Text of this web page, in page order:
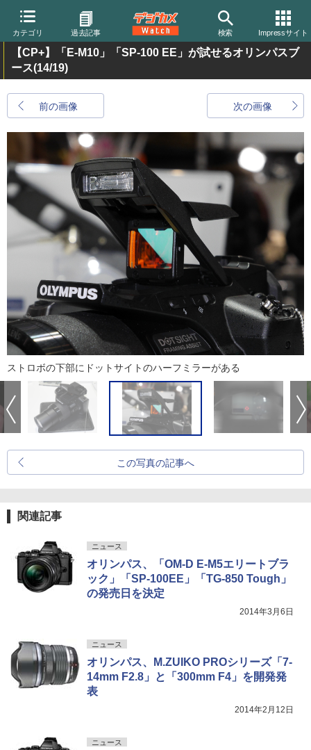
カテゴリ 過去記事 検索 Impressサイト
【CP+】「E-M10」「SP-100 EE」が試せるオリンパスブ
ース(14/19)
前の画像 次の画像
ストロボの下部にドットサイトのハーフミラーがある
この写真の記事へ
関連記事
ニュース
オリンパス、「OM-D E-M5エリートブラ
ック」「SP-100EE」「TG-850 Tough」
の発売日を決定
2014年3月6日
ニュース
オリンパス、M.ZUIKO PROシリーズ「7-
14mm F2.8」と「300mm F4」を開発発
表
2014年2月12日
ニュース